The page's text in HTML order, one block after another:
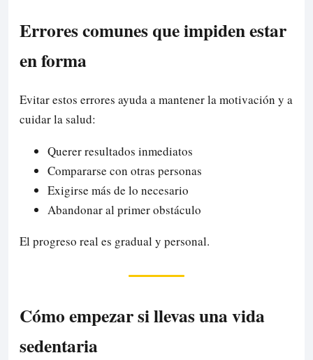
Errores comunes que impiden estar
en forma
Evitar estos errores ayuda a mantener la motivación y a
cuidar la salud:
Querer resultados inmediatos
Compararse con otras personas
Exigirse más de lo necesario
Abandonar al primer obstáculo
El progreso real es gradual y personal.
Cómo empezar si llevas una vida
sedentaria